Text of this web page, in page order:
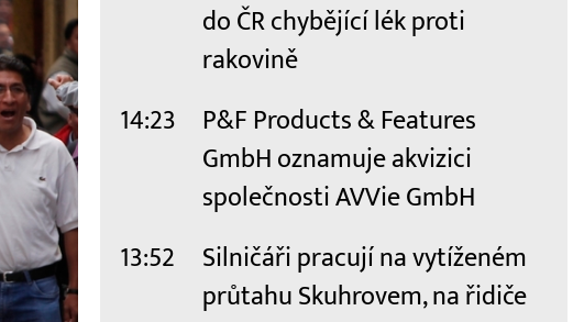
do ČR chybějící lék proti
rakovině
14:23
P&F Products & Features
GmbH oznamuje akvizici
společnosti AVVie GmbH
13:52
Silničáři pracují na vytíženém
průtahu Skuhrovem, na řidiče